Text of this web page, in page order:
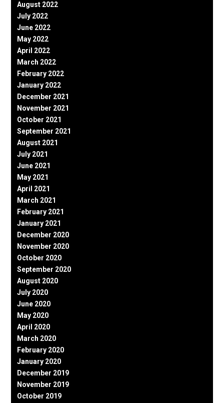
August 2022
July 2022
June 2022
May 2022
April 2022
March 2022
February 2022
January 2022
December 2021
November 2021
October 2021
September 2021
August 2021
July 2021
June 2021
May 2021
April 2021
March 2021
February 2021
January 2021
December 2020
November 2020
October 2020
September 2020
August 2020
July 2020
June 2020
May 2020
April 2020
March 2020
February 2020
January 2020
December 2019
November 2019
October 2019